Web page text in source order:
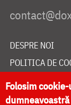
DESPRE NOI
POLITICA DE
DONEAZĂ
Folosim